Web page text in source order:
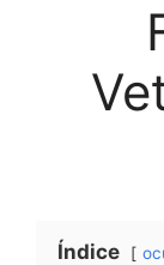
Índice